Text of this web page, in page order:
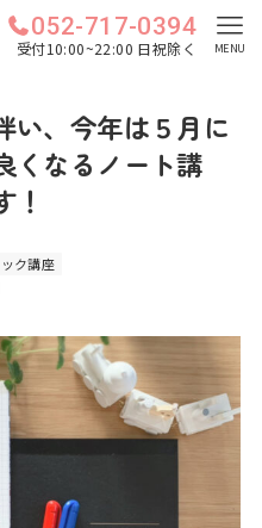
052-717-0394
受付10:00~22:00 日祝除く MENU
い、今年は５月に
くなるノート講
！
ク講座